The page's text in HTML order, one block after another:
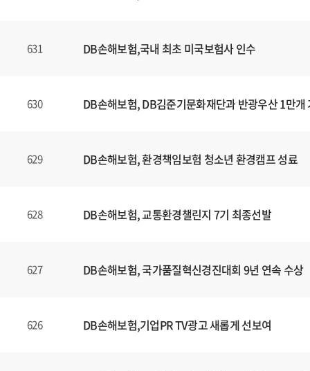
631 DB손해보험,국내 최초 미국보험사 인수
630 DB손해보험, DB김준기문화재단과 반광우산 1만개
629 DB손해보험, 환경책임보험 청소년 환경캠프 성료
628 DB손해보험, 교통환경챌린지 7기 최종선발
627 DB손해보험, 국가품질혁신경진대회 9년 연속 수상
626 DB손해보험,기업PR TV광고 새롭게 선보여